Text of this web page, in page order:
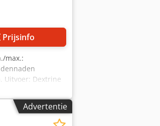
Prijsinfo
max.:
Uitvoer: Dextrine
plaatse is
Advertentie